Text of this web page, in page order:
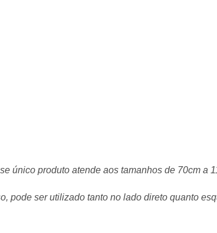
único produto atende aos tamanhos de 70cm a
pode ser utilizado tanto no lado direto quanto